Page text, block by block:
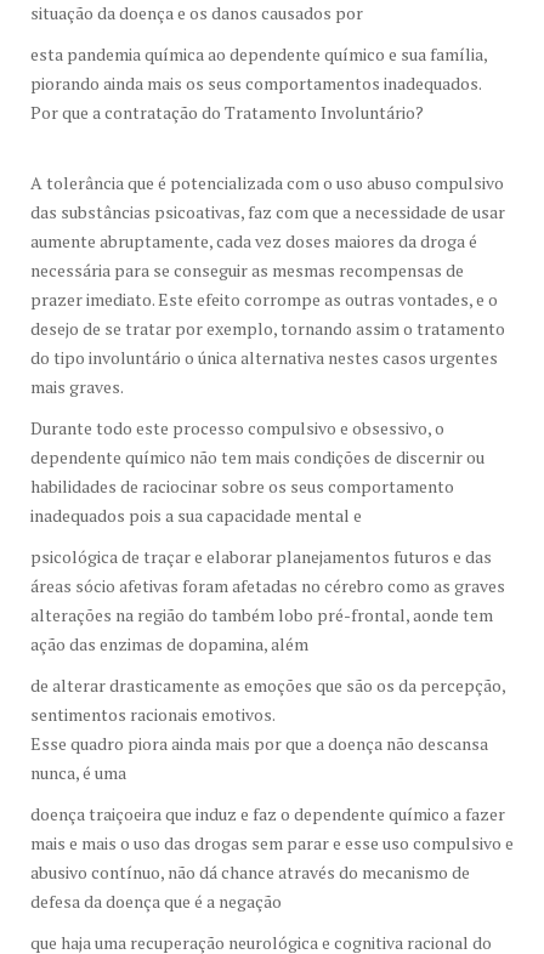
situação da doença e os danos causados por
esta pandemia química ao dependente químico e sua família,
piorando ainda mais os seus comportamentos inadequados.
Por que a contratação do Tratamento Involuntário?
A tolerância que é potencializada com o uso abuso compulsivo
das substâncias psicoativas, faz com que a necessidade de usar
aumente abruptamente, cada vez doses maiores da droga é
necessária para se conseguir as mesmas recompensas de
prazer imediato. Este efeito corrompe as outras vontades, e o
desejo de se tratar por exemplo, tornando assim o tratamento
do tipo involuntário o única alternativa nestes casos urgentes
mais graves.
Durante todo este processo compulsivo e obsessivo, o
dependente químico não tem mais condições de discernir ou
habilidades de raciocinar sobre os seus comportamento
inadequados pois a sua capacidade mental e
psicológica de traçar e elaborar planejamentos futuros e das
áreas sócio afetivas foram afetadas no cérebro como as graves
alterações na região do também lobo pré-frontal, aonde tem
ação das enzimas de dopamina, além
de alterar drasticamente as emoções que são os da percepção,
sentimentos racionais emotivos.
Esse quadro piora ainda mais por que a doença não descansa
nunca, é uma
doença traiçoeira que induz e faz o dependente químico a fazer
mais e mais o uso das drogas sem parar e esse uso compulsivo e
abusivo contínuo, não dá chance através do mecanismo de
defesa da doença que é a negação
que haja uma recuperação neurológica e cognitiva racional do